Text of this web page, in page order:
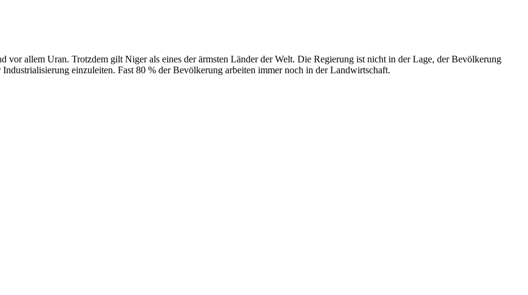
vor allem Uran. Trotzdem gilt Niger als eines der ärmsten Länder der Welt. Die Regierung ist nicht in der Lage, der Bevölkerung
Industrialisierung einzuleiten. Fast 80 % der Bevölkerung arbeiten immer noch in der Landwirtschaft.